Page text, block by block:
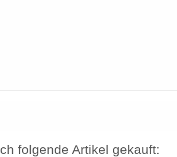
folgende Artikel gekauft: